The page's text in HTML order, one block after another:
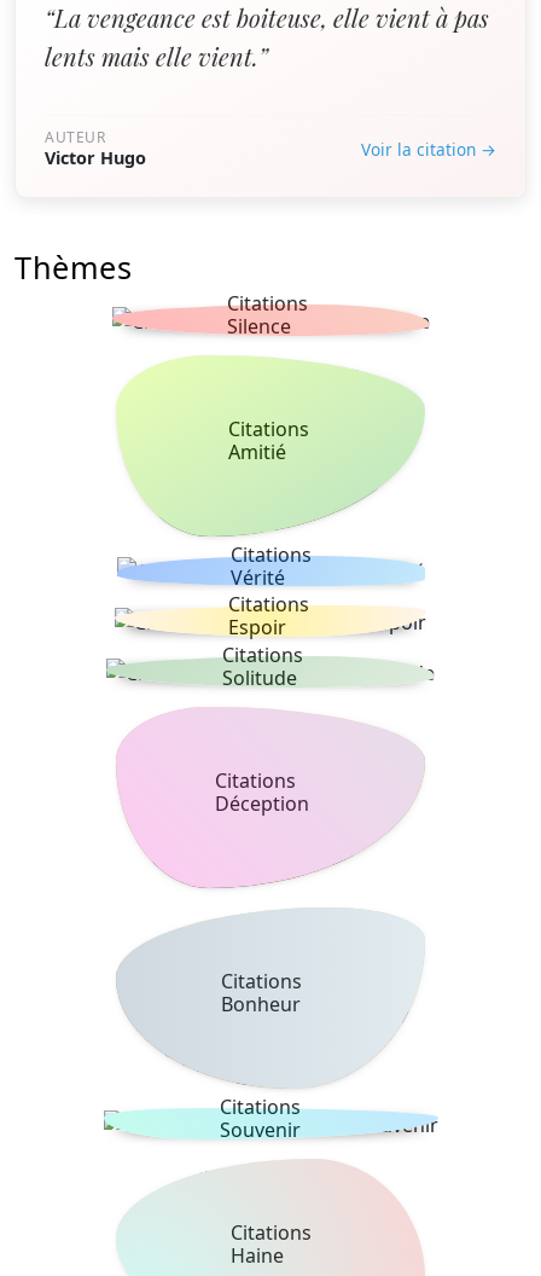
“La vengeance est boiteuse, elle vient à pas
lents mais elle vient.”
AUTEUR
Victor Hugo Voir la citation →
Thèmes
Citations
Silence
Citations
Amitié
Citations
Vérité
Citations
Espoir
Citations
Solitude
Citations
Déception
Citations
Bonheur
Citations
Souvenir
Citations
Haine